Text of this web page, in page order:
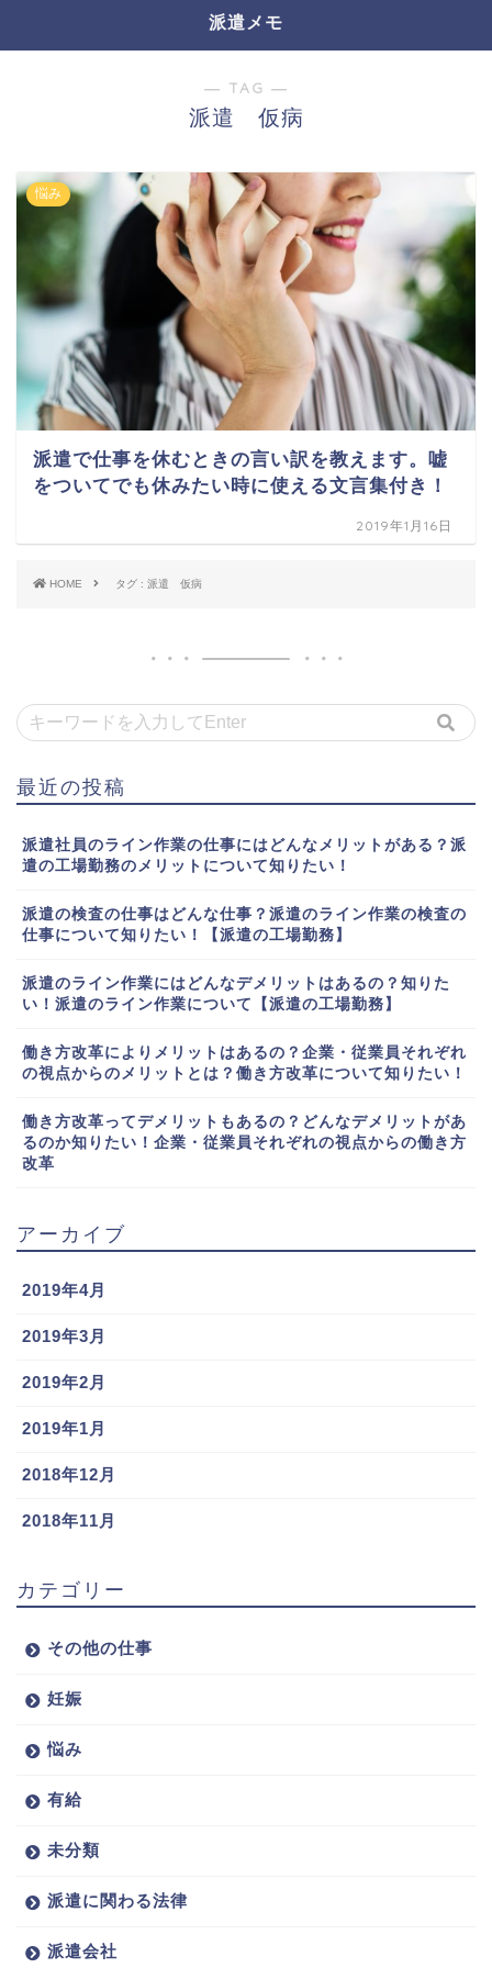
派遣メモ
― TAG ―
派遣 仮病
悩み
派遣で仕事を休むときの言い訳を教えます。嘘
をついてでも休みたい時に使える文言集付き！
2019年1月16日
HOME タグ : 派遣 仮病
最近の投稿
派遣社員のライン作業の仕事にはどんなメリットがある？派
遣の工場勤務のメリットについて知りたい！
派遣の検査の仕事はどんな仕事？派遣のライン作業の検査の
仕事について知りたい！【派遣の工場勤務】
派遣のライン作業にはどんなデメリットはあるの？知りた
い！派遣のライン作業について【派遣の工場勤務】
働き方改革によりメリットはあるの？企業・従業員それぞれ
の視点からのメリットとは？働き方改革について知りたい！
働き方改革ってデメリットもあるの？どんなデメリットがあ
るのか知りたい！企業・従業員それぞれの視点からの働き方
改革
アーカイブ
2019年4月
2019年3月
2019年2月
2019年1月
2018年12月
2018年11月
カテゴリー
その他の仕事
妊娠
悩み
有給
未分類
派遣に関わる法律
派遣会社